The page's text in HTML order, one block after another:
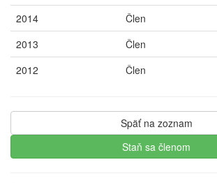
2014
Člen
2013
Člen
2012
Člen
Späť na zoznam
Staň sa členom